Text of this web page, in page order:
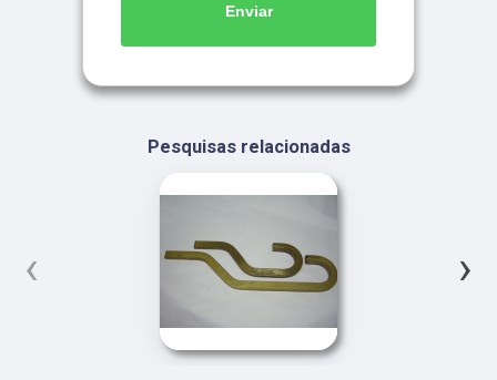
Enviar
Pesquisas relacionadas
‹ ›